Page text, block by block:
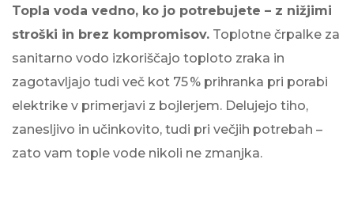
Topla voda vedno, ko jo potrebujete – z nižjimi
stroški in brez kompromisov. Toplotne črpalke za
sanitarno vodo izkoriščajo toploto zraka in
zagotavljajo tudi več kot 75 % prihranka pri porabi
elektrike v primerjavi z bojlerjem. Delujejo tiho,
zanesljivo in učinkovito, tudi pri večjih potrebah –
zato vam tople vode nikoli ne zmanjka.